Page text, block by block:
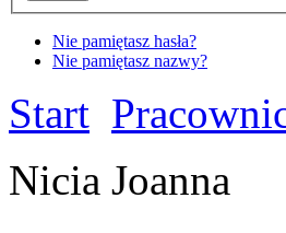
Nie pamiętasz hasła?
Nie pamiętasz nazwy?
Start
Nicia Joanna